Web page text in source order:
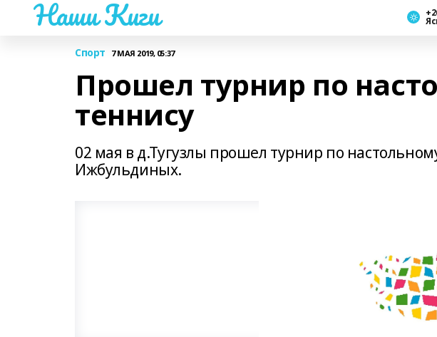
Наши Киги
Спорт 7 МАЯ 2019, 05:37
Прошел турнир по
теннису
02 мая в д.Тугузлы прошел турнир по
Ижбульдиных.